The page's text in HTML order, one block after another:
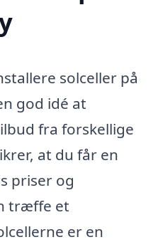
solceller på
god idé at
fra forskellige
at du får en
priser og
træffe et
er en